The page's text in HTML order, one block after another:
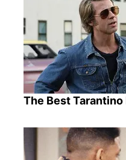
The Best